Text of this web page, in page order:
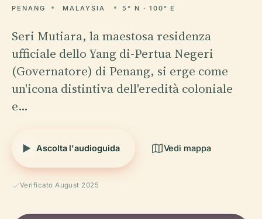
PENANG MALAYSIA 5° N · 100° E
Seri Mutiara, la maestosa residenza
ufficiale dello Yang di-Pertua Negeri
(Governatore) di Penang, si erge come
un'icona distintiva dell'eredità coloniale
e…
Ascolta l'audioguida Vedi mappa
Verificato August 2025